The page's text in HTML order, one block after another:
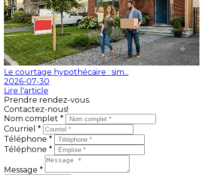
Le courtage hypothécaire : sim...
2026-07-30
Lire l'article
Prendre rendez-vous.
Contactez-nous!
Nom complet *
Courriel *
Téléphone *
Téléphone *
Message *